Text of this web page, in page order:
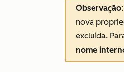
Observação
nova
excluída.
nome